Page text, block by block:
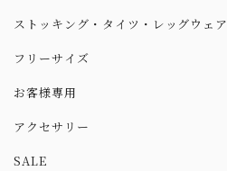
ストッキング・タイツ・レッグウェア
フリーサイズ
お客様専用
アクセサリー
SALE